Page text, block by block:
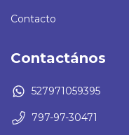
Contacto
Contactános
527971059395
797-97-30471